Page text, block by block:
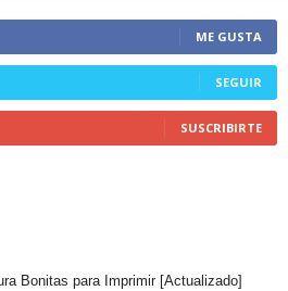
ME GUSTA
SEGUIR
SUSCRIBIRTE
Bonitas para Imprimir [Actualizado]